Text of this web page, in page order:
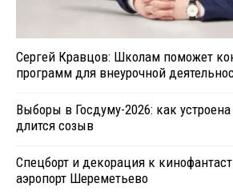
Сергей Кравцов: Школам поможет
программ для внеурочной
Выборы в Госдуму-2026: как
длится созыв
Спецборт и декорация к
аэропорт Шереметьево